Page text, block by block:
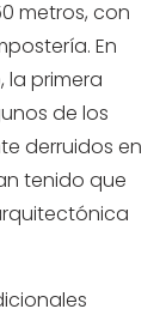
metros, con
En
la primera
de los
derruidos en
tenido que